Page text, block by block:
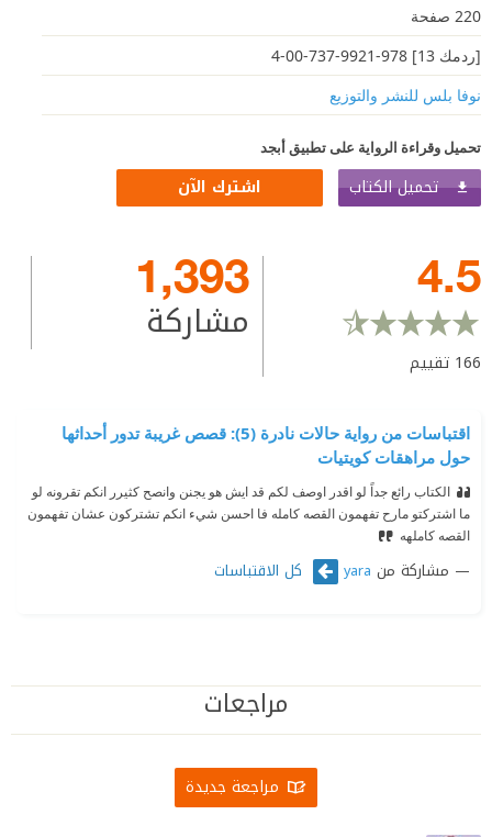
220 صفحة
[ردمك 13] 978-9921-737-00-4
نوفا بلس للنشر والتوزيع
تحميل وقراءة الرواية على تطبيق أبجد
تحميل الكتاب اشترك الآن
4.5
166 تقييم
1,393
مشاركة
اقتباسات من رواية حالات نادرة (5): قصص غريبة تدور أحداثها
حول مراهقات كويتيات
الكتاب رائع جداً لو اقدر اوصف لكم قد ايش هو يجنن وانصح كثيرر انكم تقرونه لو
ما اشتركتو مارح تفهمون القصه كامله فا احسن شيء انكم تشتركون عشان تفهمون
القصه كاملهه
مشاركة من yara كل الاقتباسات
مراجعات
مراجعة جديدة